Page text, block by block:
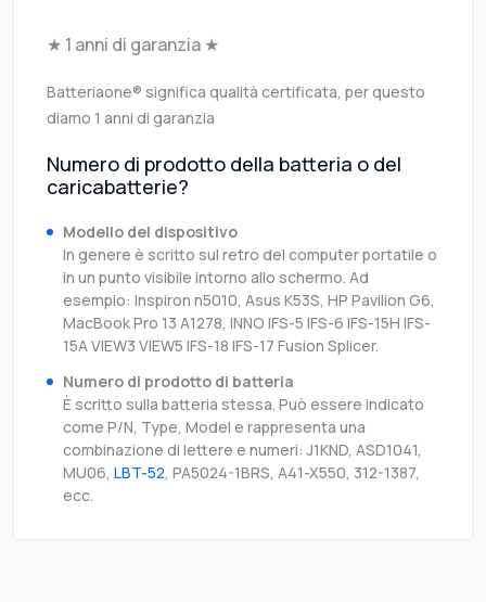
★ 1 anni di garanzia ★
Batteriaone® significa qualità certificata, per questo
diamo 1 anni di garanzia
Numero di prodotto della batteria o del
caricabatterie?
Modello del dispositivo
In genere è scritto sul retro del computer portatile o
in un punto visibile intorno allo schermo. Ad
esempio: Inspiron n5010, Asus K53S, HP Pavilion G6,
MacBook Pro 13 A1278, INNO IFS-5 IFS-6 IFS-15H IFS-
15A VIEW3 VIEW5 IFS-18 IFS-17 Fusion Splicer.
Numero di prodotto di batteria
È scritto sulla batteria stessa. Può essere indicato
come P/N, Type, Model e rappresenta una
combinazione di lettere e numeri: J1KND, ASD1041,
MU06, LBT-52, PA5024-1BRS, A41-X550, 312-1387,
ecc.